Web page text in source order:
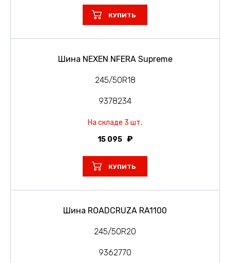
КУПИТЬ
Шина NEXEN NFERA Supreme
245/50R18
9378234
На складе 3 шт.
15 095
КУПИТЬ
Шина ROADCRUZA RA1100
245/50R20
9362770